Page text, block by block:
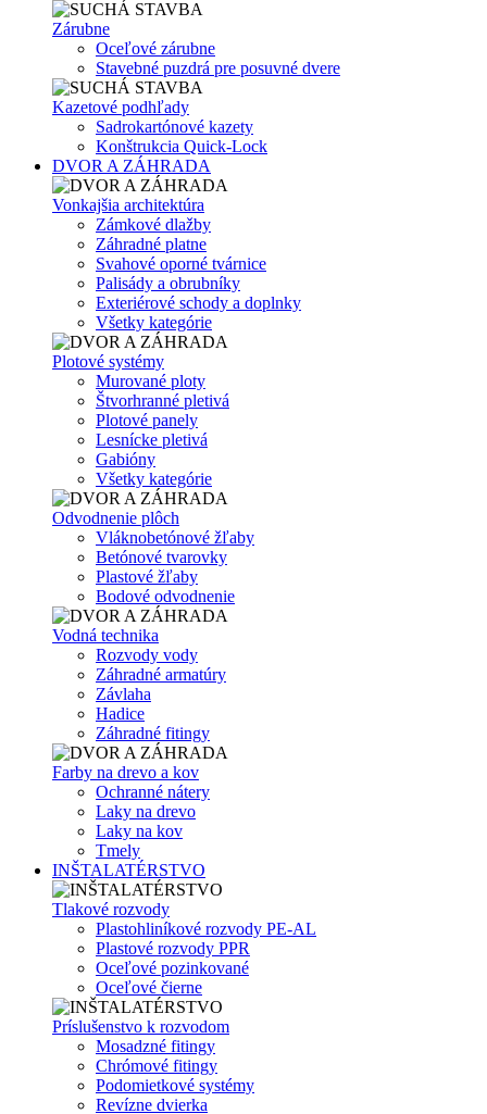
Zárubne
Oceľové zárubne
Stavebné puzdrá pre posuvné dvere
Kazetové podhľady
Sadrokartónové kazety
Konštrukcia Quick-Lock
DVOR A ZÁHRADA
Vonkajšia architektúra
Zámkové dlažby
Záhradné platne
Svahové oporné tvárnice
Palisády a obrubníky
Exteriérové schody a doplnky
Všetky kategórie
Plotové systémy
Murované ploty
Štvorhranné pletivá
Plotové panely
Lesnícke pletivá
Gabióny
Všetky kategórie
Odvodnenie plôch
Vláknobetónové žľaby
Betónové tvarovky
Plastové žľaby
Bodové odvodnenie
Vodná technika
Rozvody vody
Záhradné armatúry
Závlaha
Hadice
Záhradné fitingy
Farby na drevo a kov
Ochranné nátery
Laky na drevo
Laky na kov
Tmely
INŠTALATÉRSTVO
Tlakové rozvody
Plastohliníkové rozvody PE-AL
Plastové rozvody PPR
Oceľové pozinkované
Oceľové čierne
Príslušenstvo k rozvodom
Mosadzné fitingy
Chrómové fitingy
Podomietkové systémy
Revízne dvierka